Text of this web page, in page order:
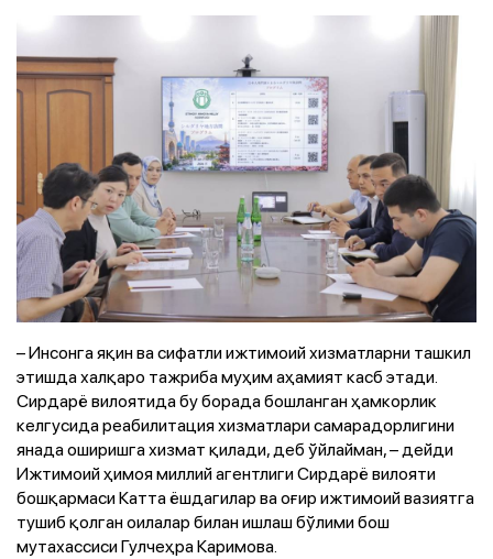
– Инсонга яқин ва сифатли ижтимоий хизматларни ташкил
этишда халқаро тажриба муҳим аҳамият касб этади.
Сирдарё вилоятида бу борада бошланган ҳамкорлик
келгусида реабилитация хизматлари самарадорлигини
янада оширишга хизмат қилади, деб ўйлайман, – дейди
Ижтимоий ҳимоя миллий агентлиги Сирдарё вилояти
бошқармаси Катта ёшдагилар ва оғир ижтимоий вазиятга
тушиб қолган оилалар билан ишлаш бўлими бош
мутахассиси Гулчеҳра Каримова.